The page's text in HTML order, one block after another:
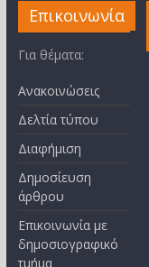
Επικοινωνία
Για θέματα:
Ανακοινώσεις
Δελτία τύπου
Διαφήμιση
Δημοσίευση
άρθρου
Επικοινωνία με
δημοσιογραφικό
τμήμα